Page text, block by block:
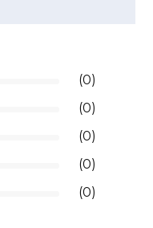
(0)
(0)
(0)
(0)
(0)